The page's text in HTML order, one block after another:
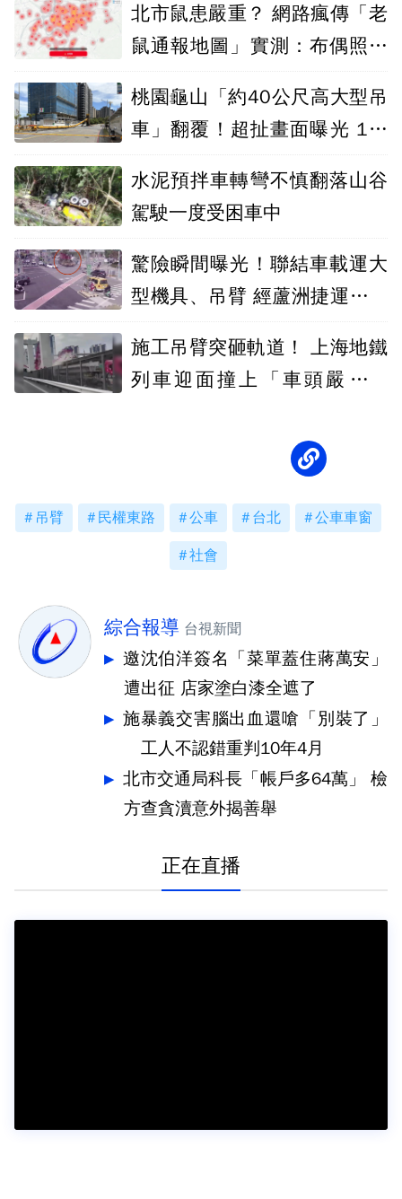
北市鼠患嚴重？ 網路瘋傳「老
鼠通報地圖」實測：布偶照也
桃園龜山「約40公尺高大型吊
車」翻覆！超扯畫面曝光 1人
水泥預拌車轉彎不慎翻落山谷
駕駛一度受困車中
驚險瞬間曝光！聯結車載運大
型機具、吊臂 經蘆洲捷運站外
施工吊臂突砸軌道！ 上海地鐵
列車迎面撞上「車頭嚴重損
吊臂 民權東路 公車 台北 公車車窗
社會
綜合報導 台視新聞
邀沈伯洋簽名「菜單蓋住蔣萬安」
遭出征 店家塗白漆全遮了
施暴義交害腦出血還嗆「別裝了」
工人不認錯重判10年4月
北市交通局科長「帳戶多64萬」 檢
方查貪瀆意外揭善舉
正在直播